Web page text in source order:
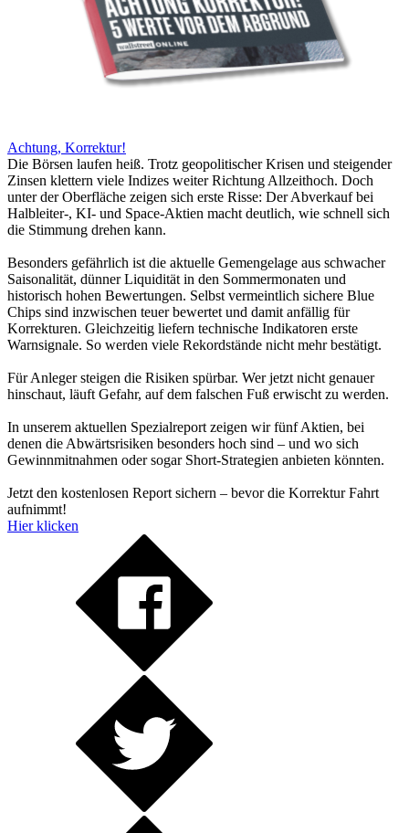
Achtung, Korrektur!
Die Börsen laufen heiß. Trotz geopolitischer Krisen und steigender
Zinsen klettern viele Indizes weiter Richtung Allzeithoch. Doch
unter der Oberfläche zeigen sich erste Risse: Der Abverkauf bei
Halbleiter-, KI- und Space-Aktien macht deutlich, wie schnell sich
die Stimmung drehen kann.
Besonders gefährlich ist die aktuelle Gemengelage aus schwacher
Saisonalität, dünner Liquidität in den Sommermonaten und
historisch hohen Bewertungen. Selbst vermeintlich sichere Blue
Chips sind inzwischen teuer bewertet und damit anfällig für
Korrekturen. Gleichzeitig liefern technische Indikatoren erste
Warnsignale. So werden viele Rekordstände nicht mehr bestätigt.
Für Anleger steigen die Risiken spürbar. Wer jetzt nicht genauer
hinschaut, läuft Gefahr, auf dem falschen Fuß erwischt zu werden.
In unserem aktuellen Spezialreport zeigen wir fünf Aktien, bei
denen die Abwärtsrisiken besonders hoch sind – und wo sich
Gewinnmitnahmen oder sogar Short-Strategien anbieten könnten.
Jetzt den kostenlosen Report sichern – bevor die Korrektur Fahrt
aufnimmt!
Hier klicken